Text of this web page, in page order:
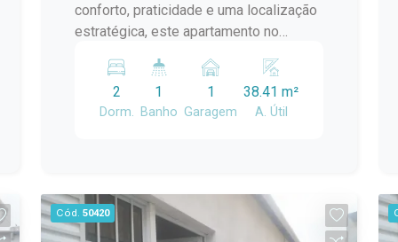
conforto, praticidade e uma localização
estratégica, este apartamento no
excelente oportunidade. Com
ambientes bem distribuídos e ótima
iluminação natural, é ideal para quem
Sala de estar aconchegante, perfeita
para os momentos em família; Cozinha
2
Dorm.
1
Banho
1
Garagem
38.41 m²
A. Útil
Cód. 50420